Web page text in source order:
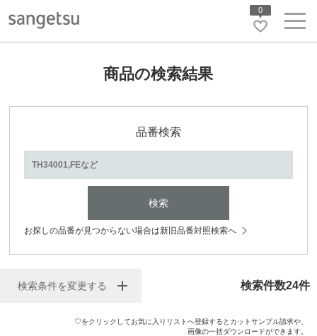
0
商品の検索結果
品番検索
検索
お探しの品番が見つからない場合は新旧品番対照検索へ
検索条件を変更する 検索件数24件
♡をクリックしてお気に入りリストへ登録するとカットサンプル請求や、
画像の一括ダウンロードができます。